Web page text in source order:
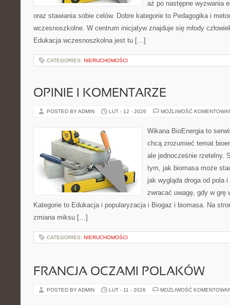
aż po następne wyzwania
oraz stawiania sobie celów. Dobre kategorie to Pedagogika i
wczesnoszkolne. W centrum inicjatyw znajduje się młody
Edukacja wczesnoszkolna jest tu […]
CATEGORIES: NIERUCHOMOŚCI
OPINIE I KOMENTARZE
POSTED BY ADMIN LUT - 12 - 2026 MOŻLIWOŚĆ
Wikana BioEnergia to
chcą zrozumieć temat
ale jednocześnie rzetelny.
tym, jak biomasa może
jak wygląda droga od pola
zwracać uwagę, gdy w grę
Kategorie to Edukacja i popularyzacja i Biogaz i biomasa. Na
zmiana miksu […]
CATEGORIES: NIERUCHOMOŚCI
FRANCJA OCZAMI POLAKÓW
POSTED BY ADMIN LUT - 11 - 2026 MOŻLIWOŚĆ